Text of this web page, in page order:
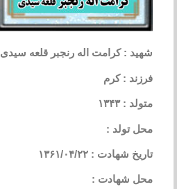
شهید : کرامت اله رنجبر قلعه سیدی
فرزند : کرم
متولد : ۱۳۴۳
محل تولد :
تاریخ شهادت : ۱۳۶۱/۰۴/۲۲
محل شهادت :